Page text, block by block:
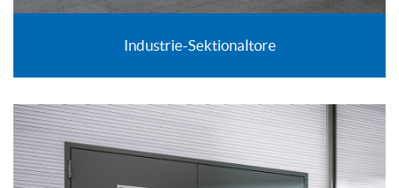
Industrie-Sektionaltore